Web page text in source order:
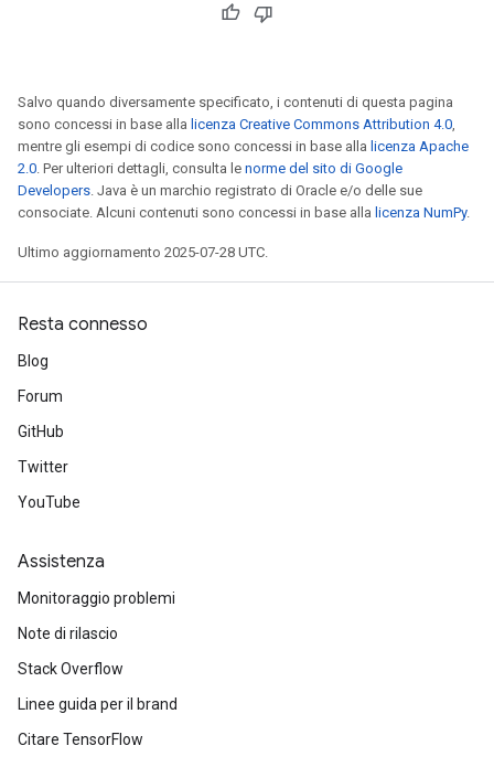
Salvo quando diversamente specificato, i contenuti di questa pagina
sono concessi in base alla licenza Creative Commons Attribution 4.0,
mentre gli esempi di codice sono concessi in base alla licenza Apache
2.0. Per ulteriori dettagli, consulta le norme del sito di Google
Developers. Java è un marchio registrato di Oracle e/o delle sue
consociate. Alcuni contenuti sono concessi in base alla licenza NumPy.
Ultimo aggiornamento 2025-07-28 UTC.
Resta connesso
Blog
Forum
GitHub
Twitter
YouTube
Assistenza
Monitoraggio problemi
Note di rilascio
Stack Overflow
Linee guida per il brand
Citare TensorFlow